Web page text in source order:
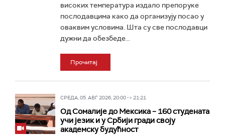
високих температура издало препоруке
послодавцима како да организују посао у
оваквим условима. Шта су све послодавци
дужни да обезбеде...
Прочитај
СРЕДА, 05. АВГ 2026, 20:00 -> 21:21
Од Сомалије до Мексика – 160 студената
учи језик и у Србији гради своју
академску будућност